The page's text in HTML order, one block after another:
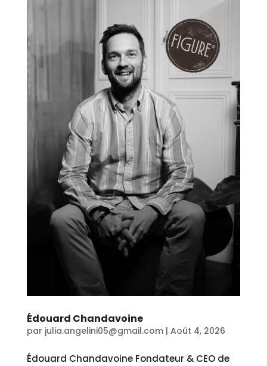
Édouard Chandavoine
par julia.angelini05@gmail.com| Août 4, 2026
Édouard Chandavoine Fondateur & CEO de